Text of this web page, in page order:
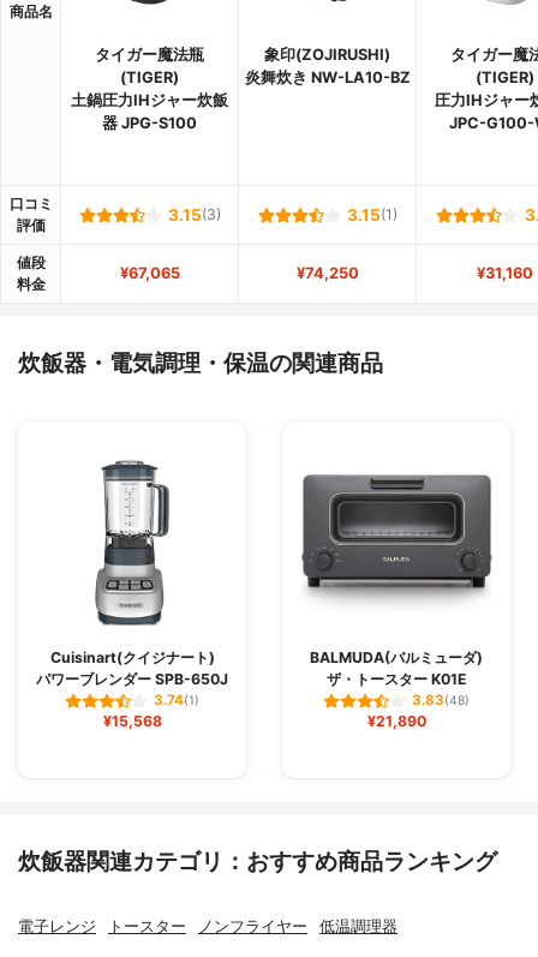
商品名
タイガー魔法瓶
(TIGER)
土鍋圧力IHジャー炊飯
器 JPG-S100
象印(ZOJIRUSHI)
炎舞炊き NW-LA10-BZ
タイガー魔
(TIGER)
圧力IHジャー
JPC-G100-
口コミ
評価
3.15(3) 3.15(1)
値段
料金
¥67,065 ¥74,250 ¥31,160
炊飯器・電気調理・保温の関連商品
Cuisinart(クイジナート)
パワーブレンダー SPB-650J
3.74(1)
¥15,568
BALMUDA(バルミューダ)
ザ・トースター K01E
3.83(48)
¥21,890
炊飯器関連カテゴリ：おすすめ商品ランキング
電子レンジ トースター ノンフライヤー 低温調理器